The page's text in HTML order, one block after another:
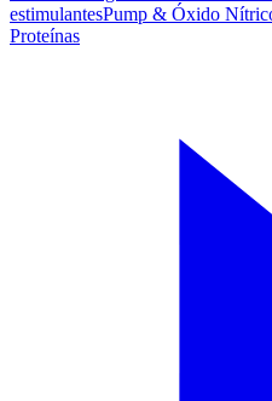
estimulantesPump & Óxido
Proteínas